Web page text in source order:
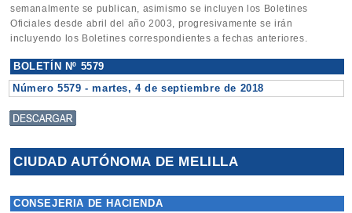
semanalmente se publican, asimismo se incluyen los Boletines
Oficiales desde abril del año 2003, progresivamente se irán
incluyendo los Boletines correspondientes a fechas anteriores.
BOLETÍN Nº 5579
Número 5579 - martes, 4 de septiembre de 2018
CIUDAD AUTÓNOMA DE MELILLA
CONSEJERIA DE HACIENDA